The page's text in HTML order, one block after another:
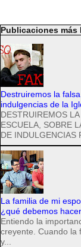
Publicaciones más
Destruiremos la
indulgencias de la
DESTRUIREMOS
ESCUELA, SOBRE
DE INDULGENCIAS
La familia de mi
¿qué debemos
Entiendo la
creyente. Cuando la
y...